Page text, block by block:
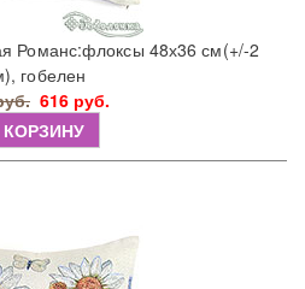
Романс:флоксы 48х36 см(+/-2
гобелен
616 руб.
КОРЗИНУ